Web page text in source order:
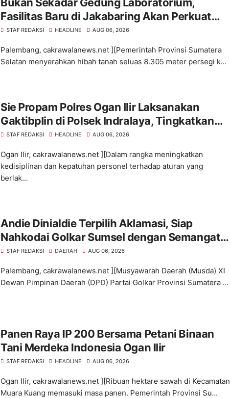
Fasilitas Baru di Jakabaring Akan Perkuat
Layanan Kesehatan Lima Provinsi
STAF REDAKSI HEADLINE AUG 06, 2026
Palembang, cakrawalanews.net ][Pemerintah Provinsi Sumatera
Selatan menyerahkan hibah tanah seluas 8.305 meter persegi k...
Sie Propam Polres Ogan Ilir Laksanakan
Gaktibplin di Polsek Indralaya, Tingkatkan
Kedisiplinan Personel Polri
STAF REDAKSI HEADLINE AUG 06, 2026
Ogan Ilir, cakrawalanews.net ][Dalam rangka meningkatkan
kedisiplinan dan kepatuhan personel terhadap aturan yang
berlak...
Andie Dinialdie Terpilih Aklamasi, Siap
Nahkodai Golkar Sumsel dengan Semangat
Konsolidasi dan Regenerasi
STAF REDAKSI DAERAH AUG 06, 2026
Palembang, cakrawalanews.net ][Musyawarah Daerah (Musda) XI
Dewan Pimpinan Daerah (DPD) Partai Golkar Provinsi Sumatera ...
Panen Raya IP 200 Bersama Petani Binaan
Tani Merdeka Indonesia Ogan Ilir
STAF REDAKSI HEADLINE AUG 06, 2026
Ogan Ilir, cakrawalanews.net ][Ribuan hektare sawah di Kecamatan
Muara Kuang memasuki masa panen. Pemerintah Provinsi Su...